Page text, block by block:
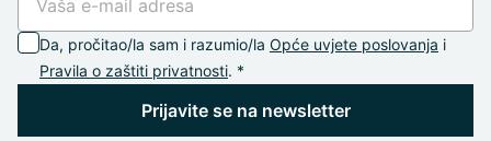
Da, pročitao/la sam i razumio/la Opće uvjete poslovanja i
Pravila o zaštiti privatnosti. *
Prijavite se na newsletter